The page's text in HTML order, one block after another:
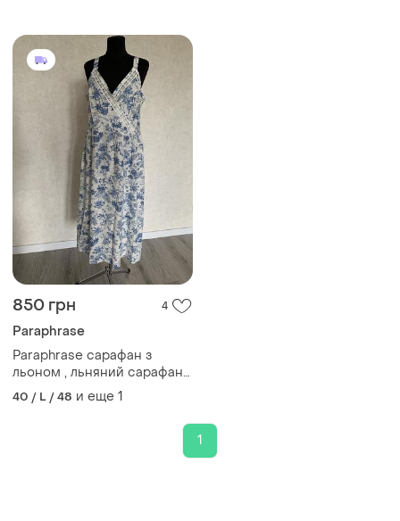
850 грн 4
Paraphrase
Paraphrase сарафан з
льоном , льняний сарафан
плаття 16 розмір
40 / L / 48 и еще 1
1